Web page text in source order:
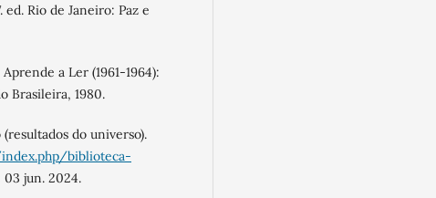
Rio de Janeiro: Paz e
a Ler (1961-1964):
Brasileira, 1980.
do universo).
biblioteca-
03 jun. 2024.